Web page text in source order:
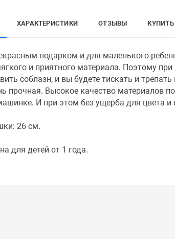
ХАРАКТЕРИСТИКИ ОТЗЫВЫ
подарком и для маленького
и приятного материала. Поэтому
соблазн, и вы будете тискать и
прочная. Высокое качество материалов
И при этом без ущерба для цвета
26 см.
для детей от 1 года.